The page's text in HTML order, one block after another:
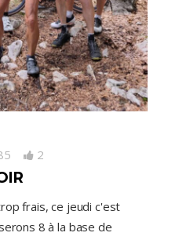
2
frais, ce jeudi c'est
8 à la base de